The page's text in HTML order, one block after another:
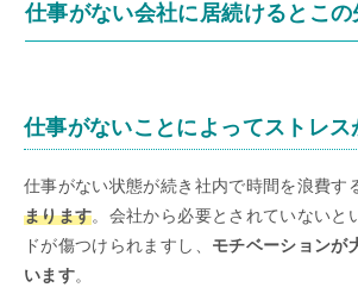
仕事がない会社に居続けるとこの
仕事がないことによってストレス
仕事がない状態が続き社内で時間を浪費す
まります。会社から必要とされていないと
ドが傷つけられますし、 モチベーションが
います。